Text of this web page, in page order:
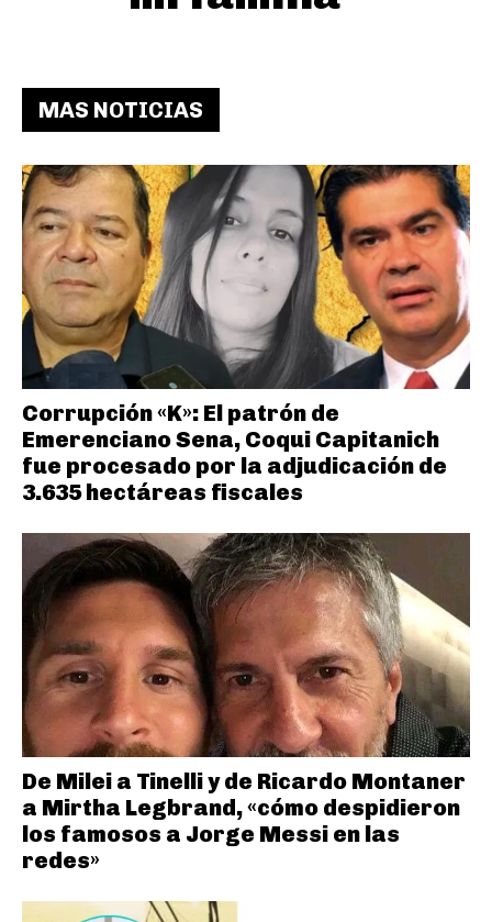
MAS NOTICIAS
Corrupción «K»: El patrón de
Emerenciano Sena, Coqui Capitanich
fue procesado por la adjudicación de
3.635 hectáreas fiscales
De Milei a Tinelli y de Ricardo Montaner
a Mirtha Legbrand, «cómo despidieron
los famosos a Jorge Messi en las
redes»